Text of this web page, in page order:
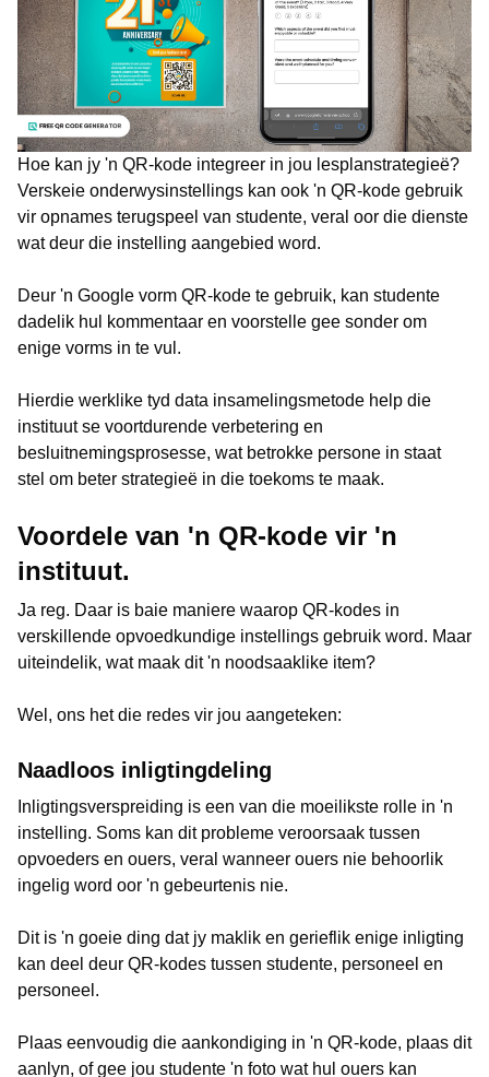
Hoe kan jy 'n QR-kode integreer in jou lesplanstrategieë?
Verskeie onderwysinstellings kan ook 'n QR-kode gebruik
vir opnames terugspeel van studente, veral oor die dienste
wat deur die instelling aangebied word.
Deur 'n Google vorm QR-kode te gebruik, kan studente
dadelik hul kommentaar en voorstelle gee sonder om
enige vorms in te vul.
Hierdie werklike tyd data insamelingsmetode help die
instituut se voortdurende verbetering en
besluitnemingsprosesse, wat betrokke persone in staat
stel om beter strategieë in die toekoms te maak.
Voordele van 'n QR-kode vir 'n
instituut.
Ja reg. Daar is baie maniere waarop QR-kodes in
verskillende opvoedkundige instellings gebruik word. Maar
uiteindelik, wat maak dit 'n noodsaaklike item?
Wel, ons het die redes vir jou aangeteken:
Naadloos inligtingdeling
Inligtingsverspreiding is een van die moeilikste rolle in 'n
instelling. Soms kan dit probleme veroorsaak tussen
opvoeders en ouers, veral wanneer ouers nie behoorlik
ingelig word oor 'n gebeurtenis nie.
Dit is 'n goeie ding dat jy maklik en gerieflik enige inligting
kan deel deur QR-kodes tussen studente, personeel en
personeel.
Plaas eenvoudig die aankondiging in 'n QR-kode, plaas dit
aanlyn, of gee jou studente 'n foto wat hul ouers kan